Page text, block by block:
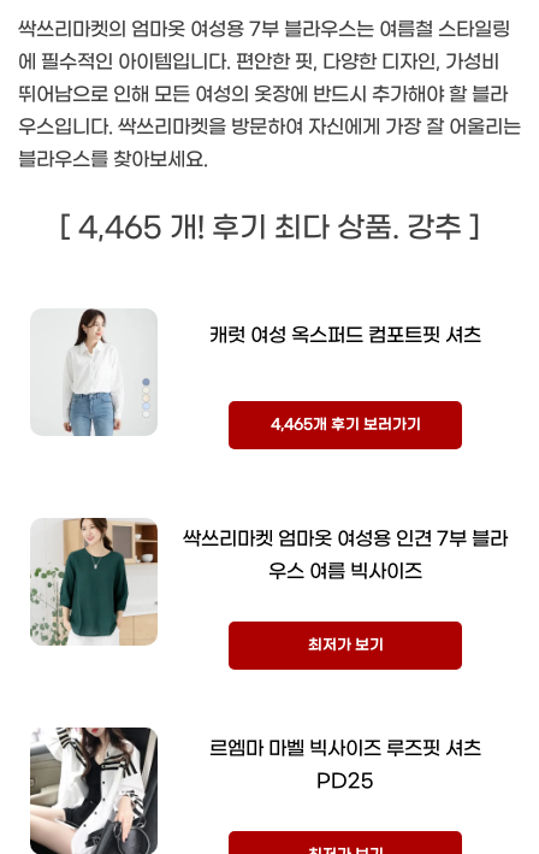
싹쓰리마켓의 엄마옷 여성용 7부 블라우스는 여름철 스타일링
에 필수적인 아이템입니다. 편안한 핏, 다양한 디자인, 가성비
뛰어남으로 인해 모든 여성의 옷장에 반드시 추가해야 할 블라
우스입니다. 싹쓰리마켓을 방문하여 자신에게 가장 잘 어울리는
블라우스를 찾아보세요.
[ 4,465 개! 후기 최다 상품. 강추 ]
캐럿 여성 옥스퍼드 컴포트핏 셔츠
4,465개 후기 보러가기
싹쓰리마켓 엄마옷 여성용 인견 7부 블라
우스 여름 빅사이즈
최저가 보기
르엠마 마벨 빅사이즈 루즈핏 셔츠
PD25